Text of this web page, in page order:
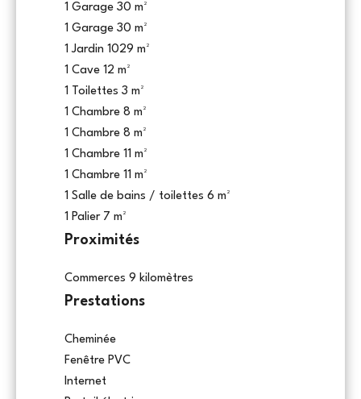
1 Garage 30 m²
1 Garage 30 m²
1 Jardin 1029 m²
1 Cave 12 m²
1 Toilettes 3 m²
1 Chambre 8 m²
1 Chambre 8 m²
1 Chambre 11 m²
1 Chambre 11 m²
1 Salle de bains / toilettes 6 m²
1 Palier 7 m²
Proximités
Commerces 9 kilomètres
Prestations
Cheminée
Fenêtre PVC
Internet